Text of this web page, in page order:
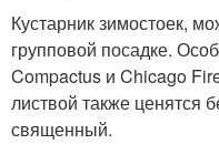
Кустарник зимостоек,
групповой посадке.
Compactus и Chicago
листвой также ценятся
священный.